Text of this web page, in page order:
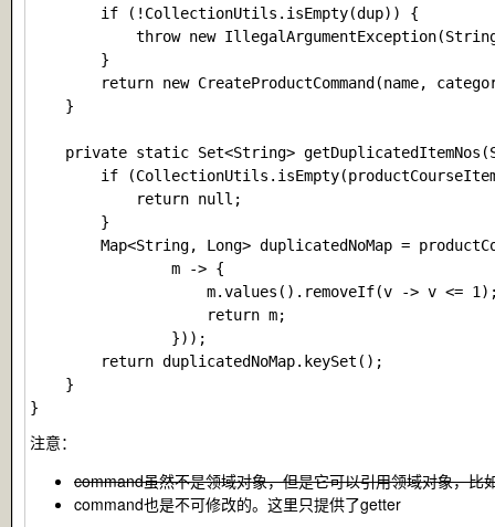
        if (!CollectionUtils.isEmpty(dup)) {
throw new
        }
return new CreateProductCommand(name,
    }
private static Set<String>
if
            return null;
        }
Map<String, Long> duplicatedNoMap =
                m -> {
m.values().removeIf(v -> v <=
                    return m;
                }));
        return duplicatedNoMap.keySet();
    }
注意：
command虽然不是领域对象，但是它可以引用领域对象，
command也是不可修改的。这里只提供了getter